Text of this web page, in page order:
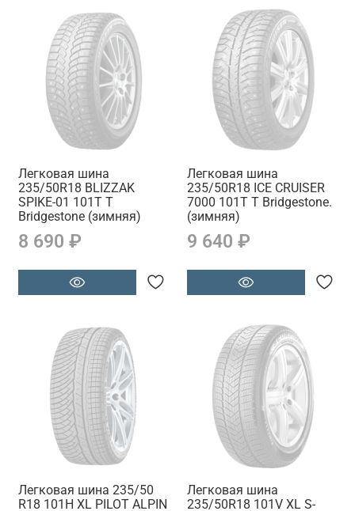
Легковая шина
235/50R18 BLIZZAK
SPIKE-01 101T T
Bridgestone (зимняя)
8 690 ₽
Легковая шина
235/50R18 ICE CRUISER
7000 101T T Bridgestone.
(зимняя)
9 640 ₽
Легковая шина 235/50
R18 101H XL PILOT ALPIN
Легковая шина
235/50R18 101V XL S-